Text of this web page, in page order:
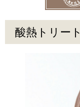
酸熱トリー